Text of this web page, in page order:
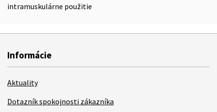
intramuskulárne použitie
Informácie
Aktuality
Dotazník spokojnosti zákazníka